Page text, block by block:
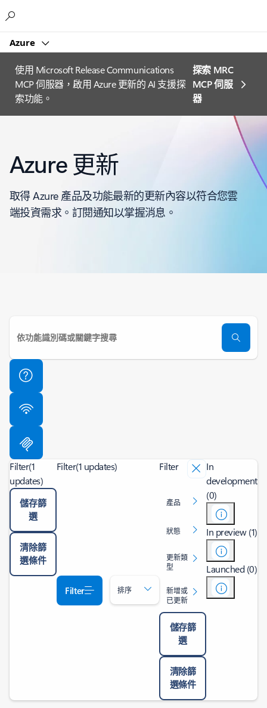
Azure
使用 Microsoft Release Communications
MCP 伺服器，啟用 Azure 更新的 AI 支援探
索功能。
探索 MRC
MCP 伺服
器
Azure 更新
取得 Azure 產品及功能最新的更新內容以符合您雲
端投資需求。訂閱通知以掌握消息。
Filter(1
updates)
儲存篩
選
清除篩
選條件
Filter(1 updates)
Filter 排序
Filter
產品
狀態
更新類
型
新增或
已更新
儲存篩
選
清除篩
選條件
In
development
(0)
In preview (1)
Launched (0)